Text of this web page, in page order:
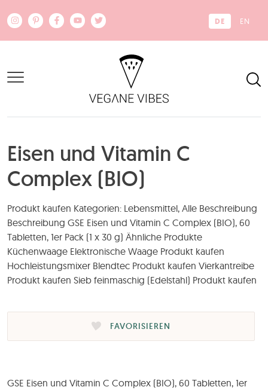
DE EN
Eisen und Vitamin C
Complex (BIO)
Produkt kaufen Kategorien: Lebensmittel, Alle Beschreibung
Beschreibung GSE Eisen und Vitamin C Complex (BIO), 60
Tabletten, 1er Pack (1 x 30 g) Ähnliche Produkte
Küchenwaage Elektronische Waage Produkt kaufen
Hochleistungsmixer Blendtec Produkt kaufen Vierkantreibe
Produkt kaufen Sieb feinmaschig (Edelstahl) Produkt kaufen
FAVORISIEREN
GSE Eisen und Vitamin C Complex (BIO), 60 Tabletten, 1er